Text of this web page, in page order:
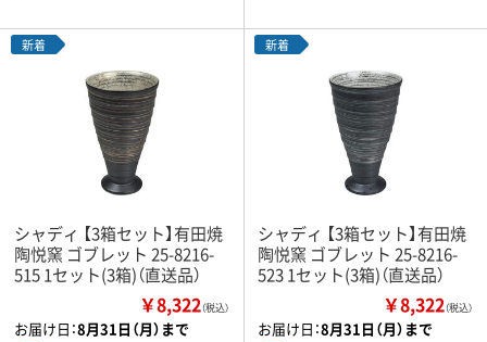
新着
シャディ 【3箱セット】有田焼
陶悦窯 ゴブレット 25-8216-
515 1セット(3箱)（直送品）
￥8,322（税込）
お届け日：8月31日（月）まで
新着
シャディ 【3箱セット】有田焼
陶悦窯 ゴブレット 25-8216-
523 1セット(3箱)（直送品）
￥8,322（税込）
お届け日：8月31日（月）まで